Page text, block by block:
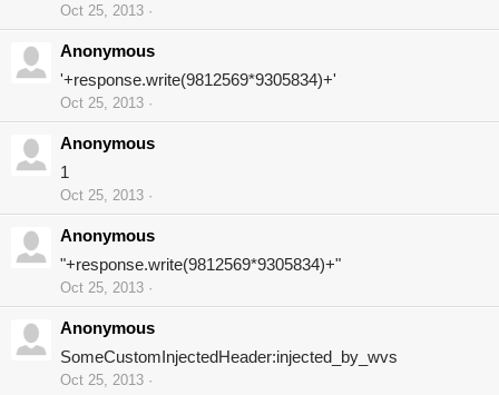
Oct 25, 2013
Anonymous
'+response.write(9812569*9305834)+'
Oct 25, 2013
Anonymous
1
Oct 25, 2013
Anonymous
"+response.write(9812569*9305834)+"
Oct 25, 2013
Anonymous
SomeCustomInjectedHeader:injected_by_wvs
Oct 25, 2013